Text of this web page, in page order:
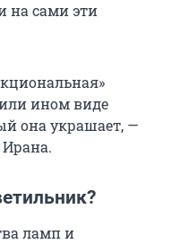
на сами эти
ином виде
она украшает, —
Ирана.
ламп и